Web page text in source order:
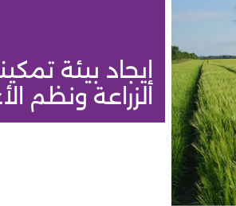
إيجاد بيئة
الزراعة ونظم